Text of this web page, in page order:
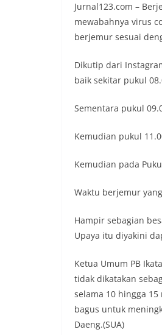
Jurnal123.com –
mewabahnya virus
berjemur sesuai
Dikutip dari
baik sekitar pukul
Sementara pukul
Kemudian pukul
Kemudian pada
Waktu berjemur
Hampir sebagian
Upaya itu diyakini
Ketua Umum PB
tidak dikatakan
selama 10 hingga
bagus untuk
Daeng.(SUA)